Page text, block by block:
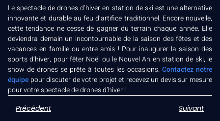
Le spectacle de drones d’hiver en station de ski est une alternative
innovante et durable au feu d’artifice traditionnel. Encore nouvelle,
cette tendance ne cesse de gagner du terrain chaque année. Elle
deviendra demain un incontournable de la saison des fêtes et des
vacances en famille ou entre amis ! Pour inaugurer la saison des
sports d’hiver, pour fêter Noël ou le Nouvel An en station de ski, le
show de drones se prête à toutes les occasions. Contactez notre
équipe pour discuter de votre projet et recevez un devis sur mesure
pour votre spectacle de drones d’hiver !
Précédent Suivant